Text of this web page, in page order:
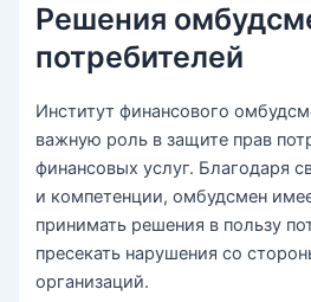
Решения
потребителей
Институт финансового
важную роль в защите прав
финансовых услуг. Благодаря
и компетенции, омбудсмен
принимать решения в пользу
пресекать нарушения со
организаций.